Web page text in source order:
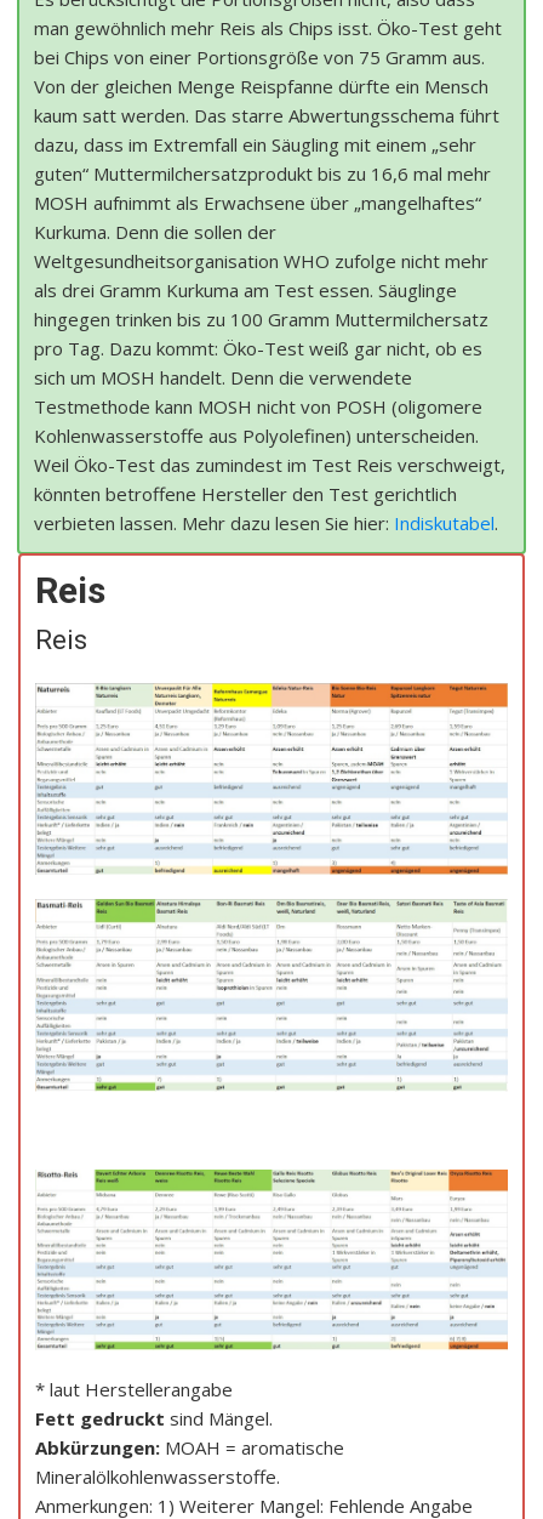
man gewöhnlich mehr Reis als Chips isst. Öko-Test geht
bei Chips von einer Portionsgröße von 75 Gramm aus.
Von der gleichen Menge Reispfanne dürfte ein Mensch
kaum satt werden. Das starre Abwertungsschema führt
dazu, dass im Extremfall ein Säugling mit einem „sehr
guten“ Muttermilchersatzprodukt bis zu 16,6 mal mehr
MOSH aufnimmt als Erwachsene über „mangelhaftes“
Kurkuma. Denn die sollen der
Weltgesundheitsorganisation WHO zufolge nicht mehr
als drei Gramm Kurkuma am Test essen. Säuglinge
hingegen trinken bis zu 100 Gramm Muttermilchersatz
pro Tag. Dazu kommt: Öko-Test weiß gar nicht, ob es
sich um MOSH handelt. Denn die verwendete
Testmethode kann MOSH nicht von POSH (oligomere
Kohlenwasserstoffe aus Polyolefinen) unterscheiden.
Weil Öko-Test das zumindest im Test Reis verschweigt,
könnten betroffene Hersteller den Test gerichtlich
verbieten lassen. Mehr dazu lesen Sie hier: Indiskutabel.
Reis
Reis
* laut Herstellerangabe
Fett gedruckt sind Mängel.
Abkürzungen: MOAH = aromatische
Mineralölkohlenwasserstoffe.
Anmerkungen: 1) Weiterer Mangel: Fehlende Angabe